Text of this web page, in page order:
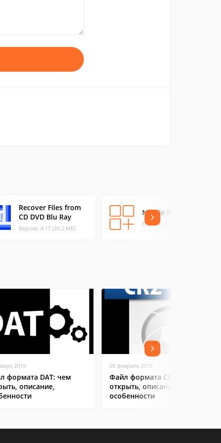
Recover Files from
CD DVD Blu Ray
Версия: 4.17 (24.2 МБ)
NT File Recovery
Версия: 2.0 (0.77 МБ)
2019
формата DAT: чем
описание,
05 февраля 2019
Файл формата CR2: чем
открыть, описание,
особенности